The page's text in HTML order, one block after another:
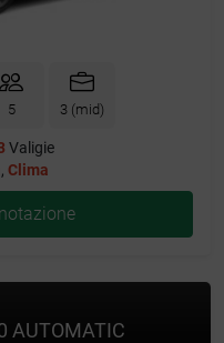
5 3 (mid)
Valigie
, Clima
AUTOMATIC